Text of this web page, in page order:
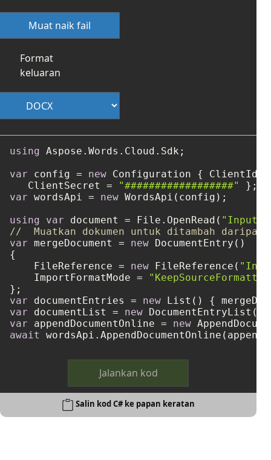
Muat naik fail
Format
keluaran
using Aspose.Words.Cloud.Sdk;
var config = new Configuration { ClientId
   ClientSecret =
"##################"
var wordsApi = new WordsApi(config);
using
var document = File.OpenRead(
//  Muatkan dokumen untuk ditambah
var mergeDocument = new DocumentEntry()
{
    FileReference =
new FileReference(
    ImportFormatMode =
var documentEntries = new
var documentList = new
var appendDocumentOnline = new
await
Jalankan kod
Salin kod C# ke papan keratan